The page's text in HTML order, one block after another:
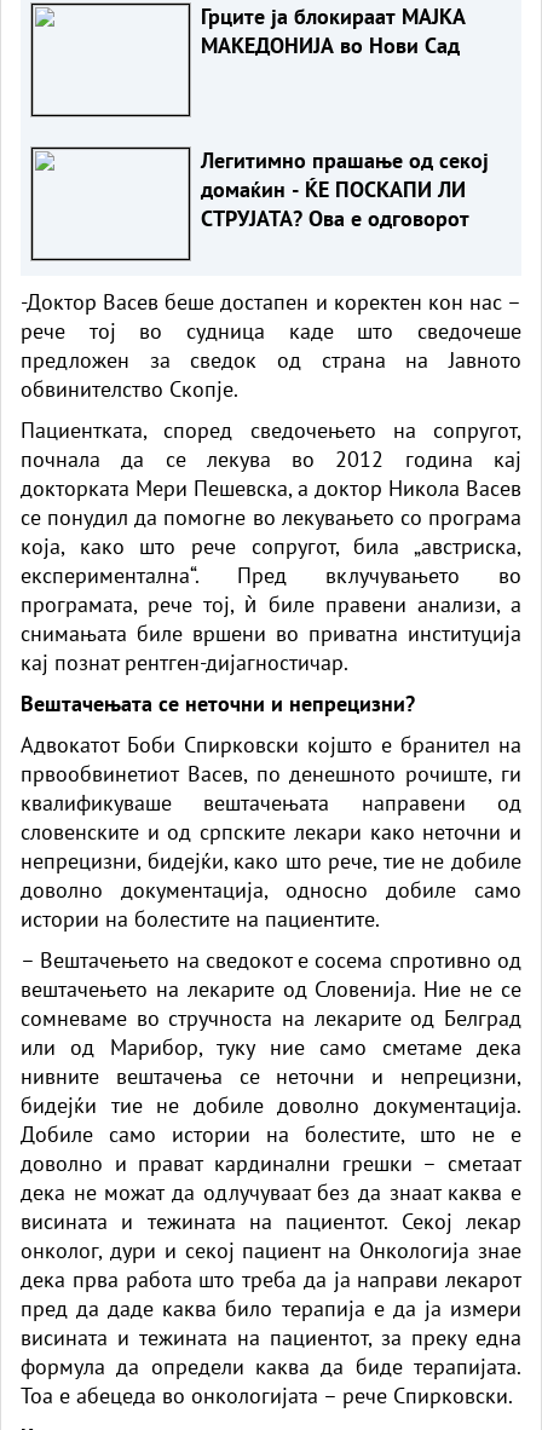
Грците ја блокираат МАЈКА
МАКЕДОНИЈА во Нови Сад
Легитимно прашање од секој
домаќин - ЌЕ ПОСКАПИ ЛИ
СТРУЈАТА? Ова е одговорот
-Доктор Васев беше достапен и коректен кон нас –
рече тој во судница каде што сведочеше
предложен за сведок од страна на Јавното
обвинителство Скопје.
Пациентката, според сведочењето на сопругот,
почнала да се лекува во 2012 година кај
докторката Мери Пешевска, а доктор Никола Васев
се понудил да помогне во лекувањето со програма
која, како што рече сопругот, била „австриска,
експериментална“. Пред вклучувањето во
програмата, рече тој, ѝ биле правени анализи, а
снимањата биле вршени во приватна институција
кај познат рентген-дијагностичар.
Вештачењата се неточни и непрецизни?
Адвокатот Боби Спирковски којшто е бранител на
првообвинетиот Васев, по денешното рочиште, ги
квалификуваше вештачењата направени од
словенските и од српските лекари како неточни и
непрецизни, бидејќи, како што рече, тие не добиле
доволно документација, односно добиле само
истории на болестите на пациентите.
– Вештачењето на сведокот е сосема спротивно од
вештачењето на лекарите од Словенија. Ние не се
сомневаме во стручноста на лекарите од Белград
или од Марибор, туку ние само сметаме дека
нивните вештачења се неточни и непрецизни,
бидејќи тие не добиле доволно документација.
Добиле само истории на болестите, што не е
доволно и прават кардинални грешки – сметаат
дека не можат да одлучуваат без да знаат каква е
висината и тежината на пациентот. Секој лекар
онколог, дури и секој пациент на Онкологија знае
дека прва работа што треба да ја направи лекарот
пред да даде каква било терапија е да ја измери
висината и тежината на пациентот, за преку една
формула да определи каква да биде терапијата.
Тоа е абецеда во онкологијата – рече Спирковски.